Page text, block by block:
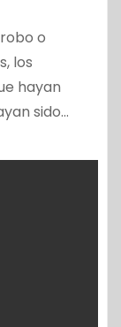
o
los
hayan
sido…